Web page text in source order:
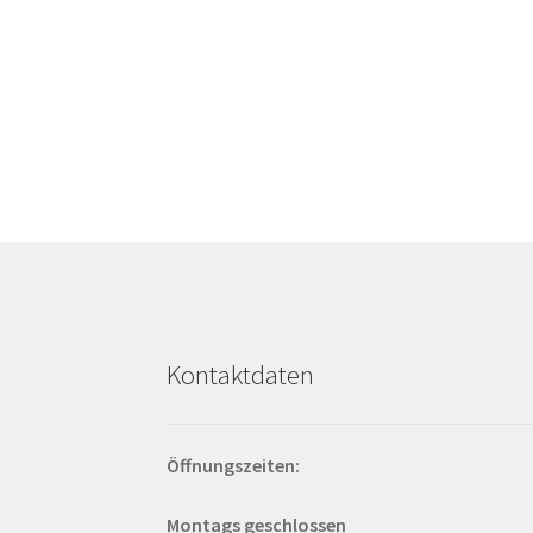
Kontaktdaten
Öffnungszeiten:
Montags geschlossen